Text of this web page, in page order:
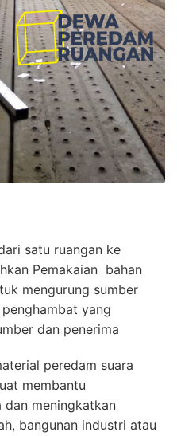
satu ruangan ke
Pemakaian bahan
mengurung sumber
yang
dan penerima
peredam suara
membantu
dan meningkatkan
bangunan industri atau